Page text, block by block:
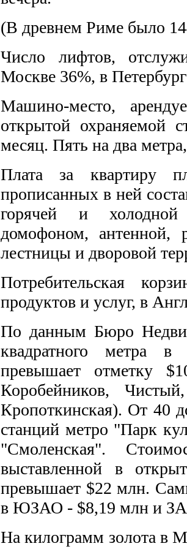
(В древнем Риме было
Число лифтов,
Москве 36%, в
Машино-место,
открытой охраняемой
месяц. Пять на два
Плата за квартиру
прописанных в ней
горячей и холодной
домофоном, антенной,
лестницы и дворовой
Потребительская
продуктов и услуг, в
По данным Бюро
квадратного метра
превышает отметку
Коробейников,
Кропоткинская). От 40
станций метро "Парк
"Смоленская".
выставленной в
превышает $22 млн.
в ЮЗАО - $8,19 млн и
На килограмм золота в